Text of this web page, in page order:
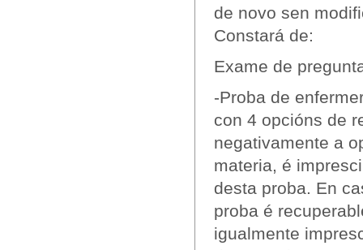
de novo sen
Constará de:
Exame de
-Proba de
con 4 opcións de
negativamente a
materia, é
desta proba. En
proba é
igualmente